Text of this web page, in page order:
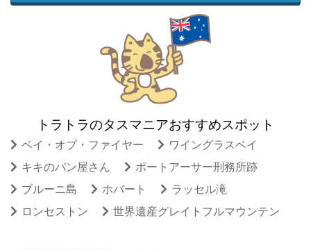
トラトラのタスマニアおすすめスポット
ベイ・オブ・ファイヤー
ワイングラスベイ
キキのパン屋さん
ポートアーサー刑務所跡
ブルーニ島
ホバート
ラッセル滝
ロンセストン
世界遺産グレイトフルマウンテン